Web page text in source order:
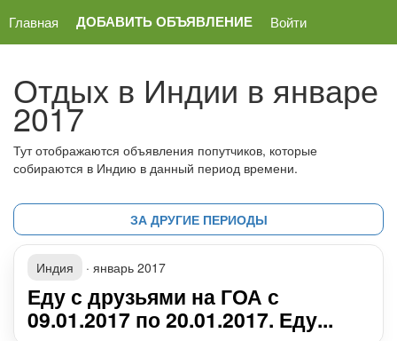
Главная ДОБАВИТЬ ОБЪЯВЛЕНИЕ Войти
Отдых в Индии в январе
2017
Тут отображаются объявления попутчиков, которые
собираются в Индию в данный период времени.
ЗА ДРУГИЕ ПЕРИОДЫ
Индия · январь 2017
Еду с друзьями на ГОА с
09.01.2017 по 20.01.2017. Еду...